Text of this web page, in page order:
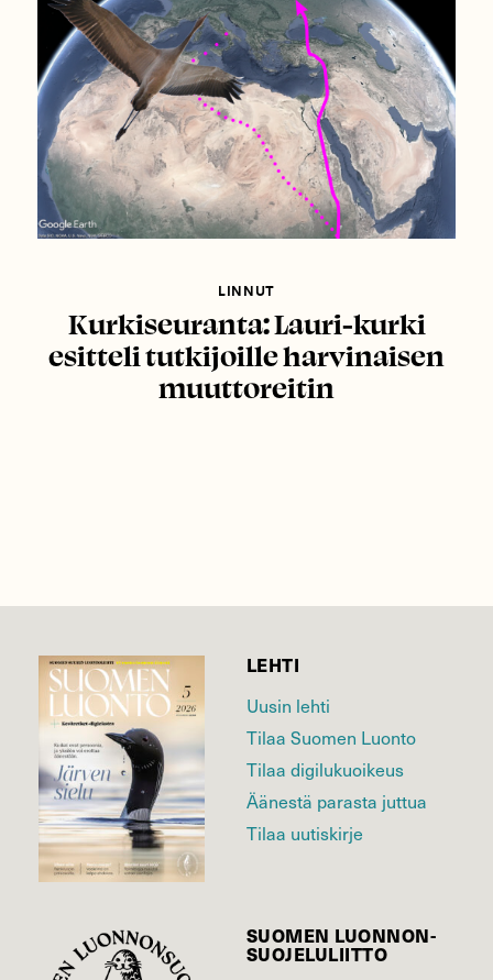
LINNUT
Kurkiseuranta: Lauri-kurki
esitteli tutkijoille harvinaisen
muuttoreitin
LEHTI
Uusin lehti
Tilaa Suomen Luonto
Tilaa digilukuoikeus
Äänestä parasta juttua
Tilaa uutiskirje
SUOMEN LUONNON­
SUOJELU­LIITTO